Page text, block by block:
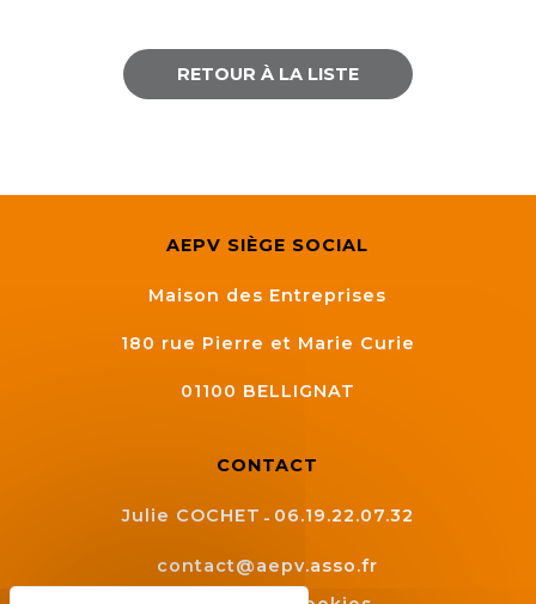
RETOUR À LA LISTE
AEPV SIÈGE SOCIAL
Maison des Entreprises
180 rue Pierre et Marie Curie
01100 BELLIGNAT
CONTACT
Julie COCHET 06.19.22.07.32
contact@aepv.asso.fr